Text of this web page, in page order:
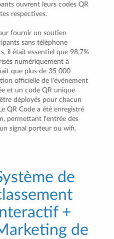
ouvrent leurs codes QR
respectives.
fournir un soutien
sans téléphone
il était essentiel que 98,7%
numériquement à
que plus de 35 000
officielle de l'événement
et un code QR unique
déployés pour chacun
QR Code a été enregistré
permettant l'entrée des
signal porteur ou wifi.
de
+
de